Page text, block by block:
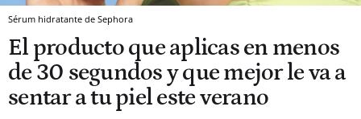
Sérum hidratante de Sephora
El producto que aplicas en menos
de 30 segundos y que mejor le va a
sentar a tu piel este verano